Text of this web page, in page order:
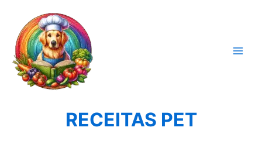
conteúdo
RECEITAS PET